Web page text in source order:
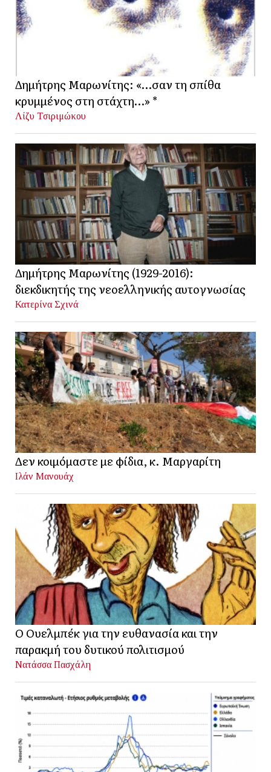
Δημήτρης Μαρωνίτης: «…σαν τη σπίθα
κρυμμένος στη στάχτη…» *
Λίζυ Τσιριμώκου
Δημήτρης Μαρωνίτης (1929-2016):
διεκδικητής της νεοελληνικής αυτογνωσίας
Κατερίνα Σχινά
Δεν κοιμόμαστε με φίδια, κ. Μαργαρίτη
Ιλάν Μανουάχ
Ο Ουελμπέκ για την ευθανασία και την
παρακμή του δυτικού πολιτισμού
Νατάσσα Πασχάλη